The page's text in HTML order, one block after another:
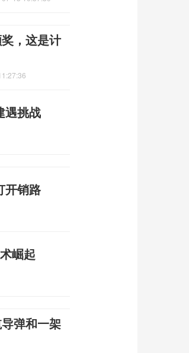
，这是计
遇挑战
开销路
崛起
弹和一架